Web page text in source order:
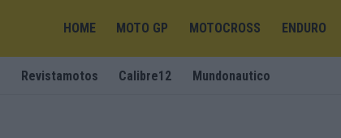
HOME MOTO GP MOTOCROSS ENDURO
Revistamotos Calibre12 Mundonautico